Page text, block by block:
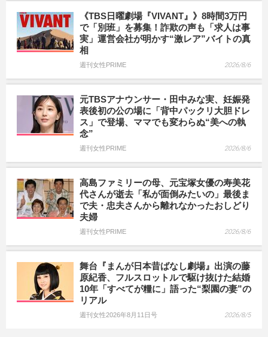
《TBS日曜劇場『VIVANT』》8時間3万円
で「別班」を募集！詐欺の声も「求人は事
実」運営会社が明かす“激レア”バイトの真
相
週刊女性PRIME 2026/8/6
元TBSアナウンサー・田中みな実、妊娠発
表後初の公の場に「背中パックリ大胆ドレ
ス」で登場、ママでも変わらぬ“美への執
念”
週刊女性PRIME 2026/8/6
高島ファミリーの母、元宝塚女優の寿美花
代さんが逝去「私が面倒みたいの」最後ま
で夫・忠夫さんから離れなかったおしどり
夫婦
週刊女性PRIME 2026/8/6
舞台『まんが日本昔ばなし劇場』出演の藤
原紀香、フルスロットルで駆け抜けた結婚
10年「すべてが糧に」語った“梨園の妻”の
リアル
週刊女性2026年8月11日号 2026/8/5